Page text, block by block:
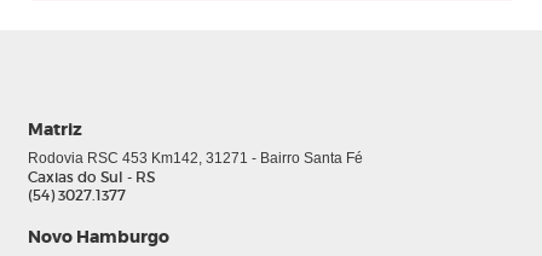
Matriz
Rodovia RSC 453 Km142, 31271 - Bairro Santa Fé
Caxias do Sul - RS
(54) 3027.1377
Novo Hamburgo